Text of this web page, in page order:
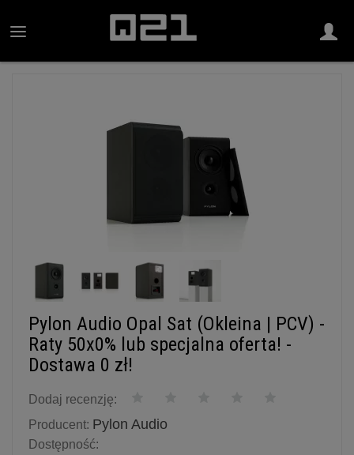
Pylon Audio Opal Sat (Okleina | PCV) -
Raty 50x0% lub specjalna oferta! -
Dostawa 0 zł!
Dodaj recenzję:
Producent: Pylon Audio
Dostępność: